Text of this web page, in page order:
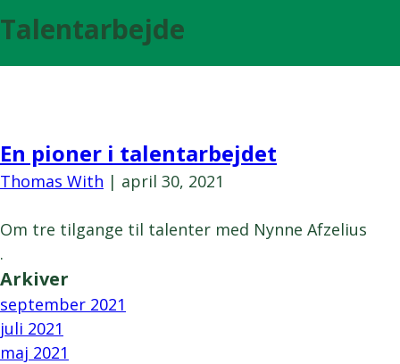
Talentarbejde
En pioner i talentarbejdet
Thomas With | april 30, 2021
Om tre tilgange til talenter med Nynne Afzelius
.
Arkiver
september 2021
juli 2021
maj 2021